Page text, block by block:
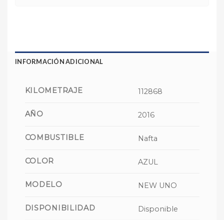
INFORMACIÓN ADICIONAL
KILOMETRAJE 112868
AÑO 2016
COMBUSTIBLE Nafta
COLOR AZUL
MODELO NEW UNO
DISPONIBILIDAD Disponible